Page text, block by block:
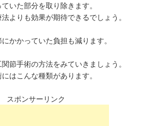
いた部分を取り除きます。
よりも効果が期待できるでしょう。
かかっていた負担も減ります。
節手術の方法をみていきましょう。
はこんな種類があります。
スポンサーリンク